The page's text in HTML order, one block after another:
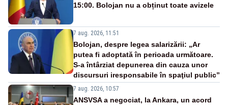
15:00. Bolojan nu a obținut toate avizele
7 aug. 2026, 11:51
Bolojan, despre legea salarizării: „Ar
putea fi adoptată în perioada următoare.
S-a întârziat depunerea din cauza unor
discursuri iresponsabile în spaţiul public”
7 aug. 2026, 10:57
ANSVSA a negociat, la Ankara, un acord